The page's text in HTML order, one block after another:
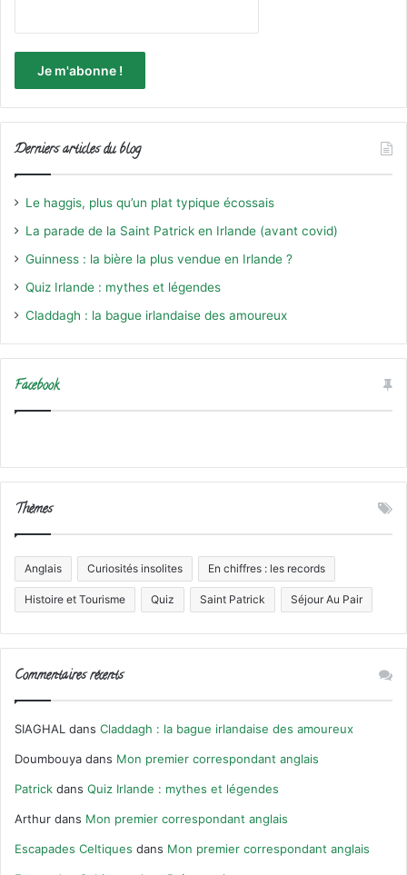
Derniers articles du blog
Le haggis, plus qu’un plat typique écossais
La parade de la Saint Patrick en Irlande (avant covid)
Guinness : la bière la plus vendue en Irlande ?
Quiz Irlande : mythes et légendes
Claddagh : la bague irlandaise des amoureux
Facebook
Thèmes
Anglais Curiosités insolites En chiffres : les records
Histoire et Tourisme Quiz Saint Patrick Séjour Au Pair
Commentaires récents
SIAGHAL dans Claddagh : la bague irlandaise des amoureux
Doumbouya dans Mon premier correspondant anglais
Patrick dans Quiz Irlande : mythes et légendes
Arthur dans Mon premier correspondant anglais
Escapades Celtiques dans Mon premier correspondant anglais